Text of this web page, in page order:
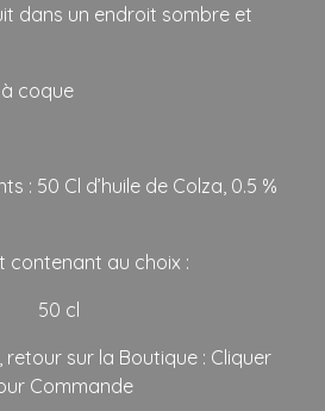
dans un endroit sombre et
coque
: 50 Cl d’huile de Colza, 0.5 %
contenant au choix :
50 cl
sur la Boutique : Cliquer
Commande